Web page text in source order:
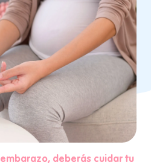
deberás cuidar tu